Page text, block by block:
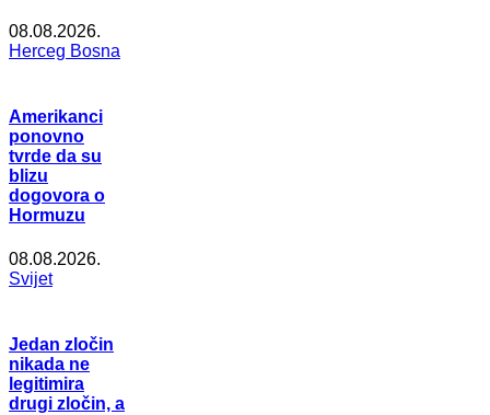
08.08.2026.
Herceg Bosna
Amerikanci
ponovno
tvrde da su
blizu
dogovora o
Hormuzu
08.08.2026.
Svijet
Jedan zločin
nikada ne
legitimira
drugi zločin, a